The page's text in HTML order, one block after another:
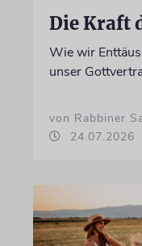
Die Kraft
Wie wir
unser
von Rabbiner
24.07.2026